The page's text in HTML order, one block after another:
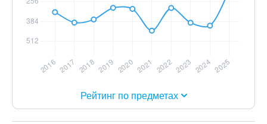
Рейтинг по предметах